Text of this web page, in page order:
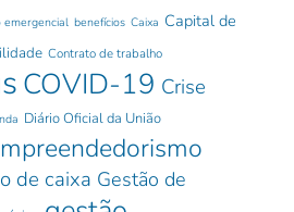
emergencial benefícios Caixa Capital de
Contrato de trabalho
COVID-19 Crise
Diário Oficial da União
de caixa Gestão de